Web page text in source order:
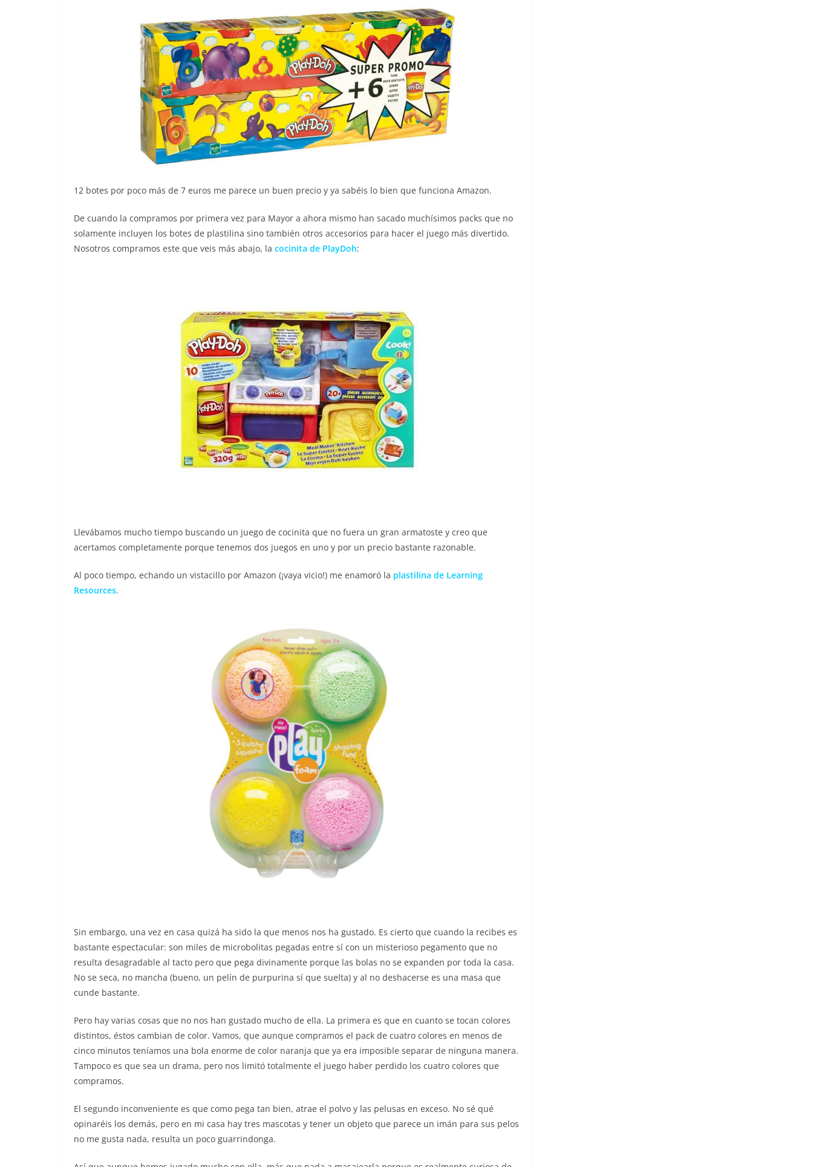
12 botes por poco más de 7 euros me parece un buen precio y ya sabéis lo bien que funciona Amazon.
De cuando la compramos por primera vez para Mayor a ahora mismo han sacado muchísimos packs que no
solamente incluyen los botes de plastilina sino también otros accesorios para hacer el juego más divertido.
Nosotros compramos este que veis más abajo, la cocinita de PlayDoh:
Llevábamos mucho tiempo buscando un juego de cocinita que no fuera un gran armatoste y creo que
acertamos completamente porque tenemos dos juegos en uno y por un precio bastante razonable.
Al poco tiempo, echando un vistacillo por Amazon (¡vaya vicio!) me enamoró la plastilina de Learning
Resources.
Sin embargo, una vez en casa quizá ha sido la que menos nos ha gustado. Es cierto que cuando la recibes es
bastante espectacular: son miles de microbolitas pegadas entre sí con un misterioso pegamento que no
resulta desagradable al tacto pero que pega divinamente porque las bolas no se expanden por toda la casa.
No se seca, no mancha (bueno, un pelín de purpurina sí que suelta) y al no deshacerse es una masa que
cunde bastante.
Pero hay varias cosas que no nos han gustado mucho de ella. La primera es que en cuanto se tocan colores
distintos, éstos cambian de color. Vamos, que aunque compramos el pack de cuatro colores en menos de
cinco minutos teníamos una bola enorme de color naranja que ya era imposible separar de ninguna manera.
Tampoco es que sea un drama, pero nos limitó totalmente el juego haber perdido los cuatro colores que
compramos.
El segundo inconveniente es que como pega tan bien, atrae el polvo y las pelusas en exceso. No sé qué
opinaréis los demás, pero en mi casa hay tres mascotas y tener un objeto que parece un imán para sus pelos
no me gusta nada, resulta un poco guarrindonga.